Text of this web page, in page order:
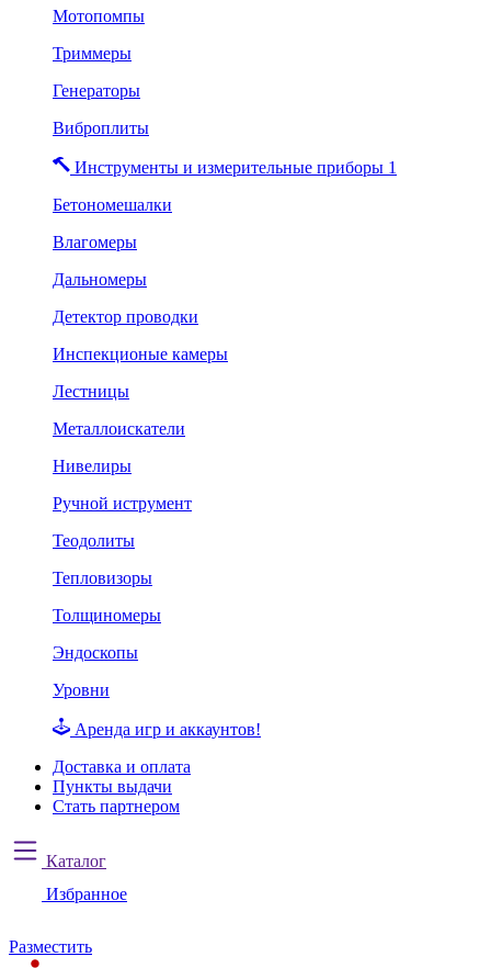
Мотопомпы
Триммеры
Генераторы
Виброплиты
Инструменты и измерительные приборы 1
Бетономешалки
Влагомеры
Дальномеры
Детектор проводки
Инспекционые камеры
Лестницы
Металлоискатели
Нивелиры
Ручной иструмент
Теодолиты
Тепловизоры
Толщиномеры
Эндоскопы
Уровни
Аренда игр и аккаунтов!
Доставка и оплата
Пункты выдачи
Стать партнером
Каталог
Избранное
Разместить